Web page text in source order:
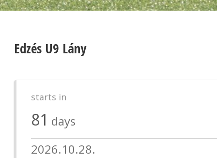
Edzés U9 Lány
starts in
81 days
2026.10.28.